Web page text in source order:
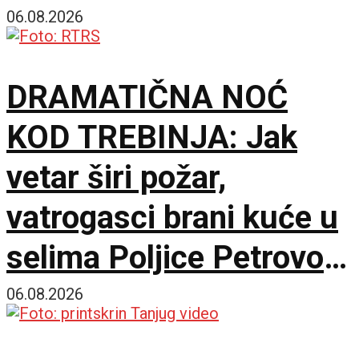
17 zemalja
06.08.2026
DRAMATIČNA NOĆ
KOD TREBINJA: Jak
vetar širi požar,
vatrogasci brani kuće u
selima Poljice Petrovo i
Marići
06.08.2026